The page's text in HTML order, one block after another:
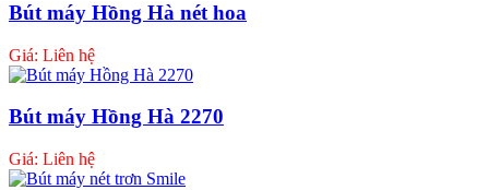
Bút máy Hồng Hà nét hoa
Giá: Liên hệ
Bút máy Hồng Hà 2270
Giá: Liên hệ